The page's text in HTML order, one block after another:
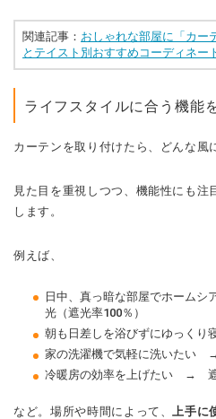
関連記事： おしゃれな部屋に「カー
とテイスト別おすすめコーディネー
ライフスタイルに合う機能
カーテンを取り付けたら、どんな風
見た目を重視しつつ、機能性にも
します。
例えば、
日中、真っ暗な部屋でホーム
光（遮光率100％）
朝も日差しを浴びずにゆっく
家の洗濯機で気軽に洗いたい
冷暖房の効率を上げたい → 遮
など。場所や時間によって、 上手に